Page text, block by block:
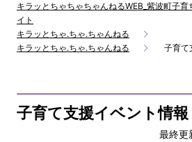
キラッとちゃちゃちゃんねるWEB_紫波町子
イト
キラッとちゃ.ちゃ.ちゃんねる
キラッとちゃ.ちゃ.ちゃんねる
子育て
子育て支援イベント情報
最終更